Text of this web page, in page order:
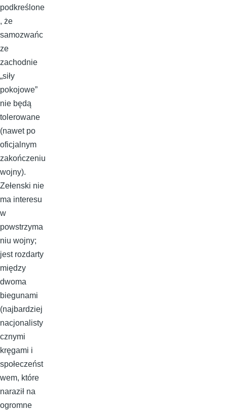
podkreślone
, że
samozwańc
ze
zachodnie
„siły
pokojowe”
nie będą
tolerowane
(nawet po
oficjalnym
zakończeniu
wojny).
Zełenski nie
ma interesu
w
powstrzyma
niu wojny;
jest rozdarty
między
dwoma
biegunami
(najbardziej
nacjonalisty
cznymi
kręgami i
społeczeńst
wem, które
naraził na
ogromne